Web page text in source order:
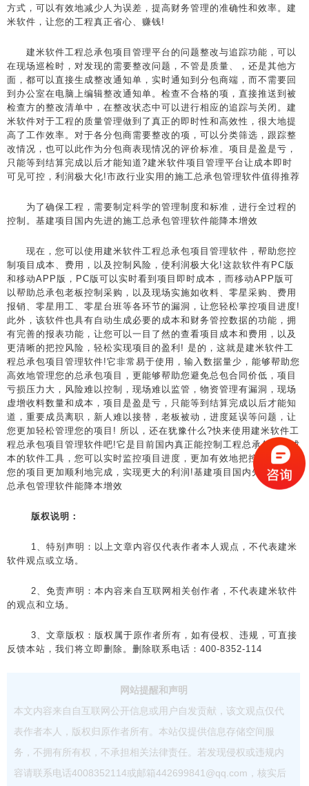
方式，可以有效地减少人为误差，提高财务管理的准确性和效率。建
米软件，让您的工程真正省心、赚钱!
建米软件工程总承包项目管理平台的问题整改与追踪功能，可以
在现场巡检时，对发现的需要整改问题，不管是质量、，还是其他方
面，都可以直接生成整改通知单，实时通知到分包商端，而不需要回
到办公室在电脑上编辑整改通知单。检查不合格的项，直接推送到被
检查方的整改清单中，在整改状态中可以进行相应的追踪与关闭。建
米软件对于工程的质量管理做到了真正的即时性和高效性，很大地提
高了工作效率。对于各分包商需要整改的项，可以分类筛选，跟踪整
改情况，也可以此作为分包商表现情况的评价标准。项目是盈是亏，
只能等到结算完成以后才能知道?建米软件项目管理平台让成本即时
可见可控，利润极大化!市政行业实用的施工总承包管理软件值得推荐
为了确保工程，需要制定科学的管理制度和标准，进行全过程的
控制。基建项目国内先进的施工总承包管理软件能降本增效
现在，您可以使用建米软件工程总承包项目管理软件，帮助您控
制项目成本、费用，以及控制风险，使利润极大化!这款软件有PC版
和移动APP版，PC版可以实时看到项目即时成本，而移动APP版可
以帮助总承包老板控制采购，以及现场实施如收料、零星采购、费用
报销、零星用工、零星台班等各环节的漏洞，让您轻松掌控项目进度!
此外，该软件也具有自动生成必要的成本和财务管控数据的功能，拥
有完善的报表功能，让您可以一目了然的查看项目成本和费用，以及
更清晰的把控风险，轻松实现项目的盈利! 是的，这就是建米软件工
程总承包项目管理软件!它非常易于使用，输入数据量少，能够帮助您
高效地管理您的总承包项目，更能够帮助您避免总包合同价低，项目
亏损压力大，风险难以控制，现场难以监管，物资管理有漏洞，现场
虚增收料数量和成本，项目是盈是亏，只能等到结算完成以后才能知
道，重要成员离职，新人难以接替，老板被动，进度延误等问题，让
您更加轻松管理您的项目! 所以，还在犹豫什么?快来使用建米软件工
程总承包项目管理软件吧!它是目前国内真正能控制工程总承包项目成
本的软件工具，您可以实时监控项目进度，更加有效地把控成本，让
您的项目更加顺利地完成，实现更大的利润!基建项目国内先进的施工
总承包管理软件能降本增效
版权说明：
1、特别声明：以上文章内容仅代表作者本人观点，不代表建米
软件观点或立场。
2、免责声明：本内容来自互联网相关创作者，不代表建米软件
的观点和立场。
3、文章版权：版权属于原作者所有，如有侵权、违规，可直接
反馈本站，我们将立即删除。删除联系电话：400-8352-114
网站提醒和声明
本文内容来自自互联网公开信息或用户自发贡献，该文观点仅代
表作者本人，版权归原作者所有。本站仅提供信息存储空间服
务，不拥有所有权，不承担相关法律责任。若发现侵权或违规内
容请联系电话4008352114或邮箱442699841@qq.com，核实后